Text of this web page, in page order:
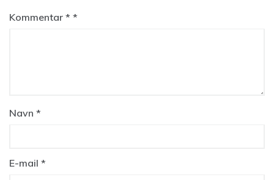
Kommentar *
Navn *
E-mail *